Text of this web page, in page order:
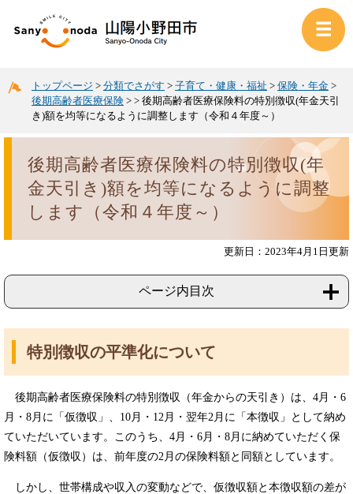
トップページ > 分類でさがす > 子育て・健康・福祉 > 保険・年金 >
後期高齢者医療保険 > > 後期高齢者医療保険料の特別徴収(年金天引
き)額を均等になるように調整します（令和４年度～）
後期高齢者医療保険料の特別徴収(年
金天引き)額を均等になるように調整
します（令和４年度～）
更新日：2023年4月1日更新
ページ内目次
特別徴収の平準化について
後期高齢者医療保険料の特別徴収（年金からの天引き）は、4月・6
月・8月に「仮徴収」、10月・12月・翌年2月に「本徴収」として納め
ていただいています。このうち、4月・6月・8月に納めていただく保
険料額（仮徴収）は、前年度の2月の保険料額と同額としています。
しかし、世帯構成や収入の変動などで、仮徴収額と本徴収額の差が